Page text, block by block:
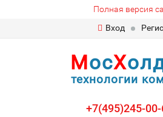
Полная версия
Вход
МосХ
технологии
+7(495)245-